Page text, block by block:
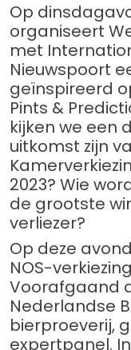
Op
organiseert
met
Nieuwspoort
geïnspireerd
Pints &
kijken we een
uitkomst zijn
2023? Wie
de grootste
verliezer?
Op deze
NOS-
Voorafgaand
Nederlandse
bierproeverij,
expertpanel.